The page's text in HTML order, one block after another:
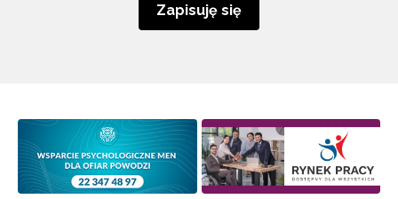
Zapisuję się